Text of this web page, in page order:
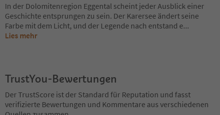
In der Dolomitenregion Eggental scheint jeder Ausblick einer
Geschichte entsprungen zu sein. Der Karersee ändert seine
Farbe mit dem Licht, und der Legende nach entstand e...
Lies mehr
TrustYou-Bewertungen
Der TrustScore ist der Standard für Reputation und fasst
verifizierte Bewertungen und Kommentare aus verschiedenen